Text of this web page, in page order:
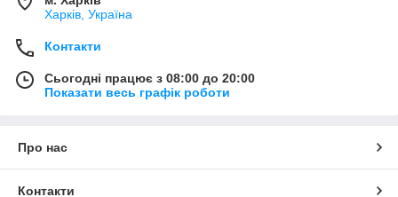
Харків, Україна
Контакти
Сьогодні працює з 08:00 до 20:00
Показати весь графік роботи
Про нас
Контакти